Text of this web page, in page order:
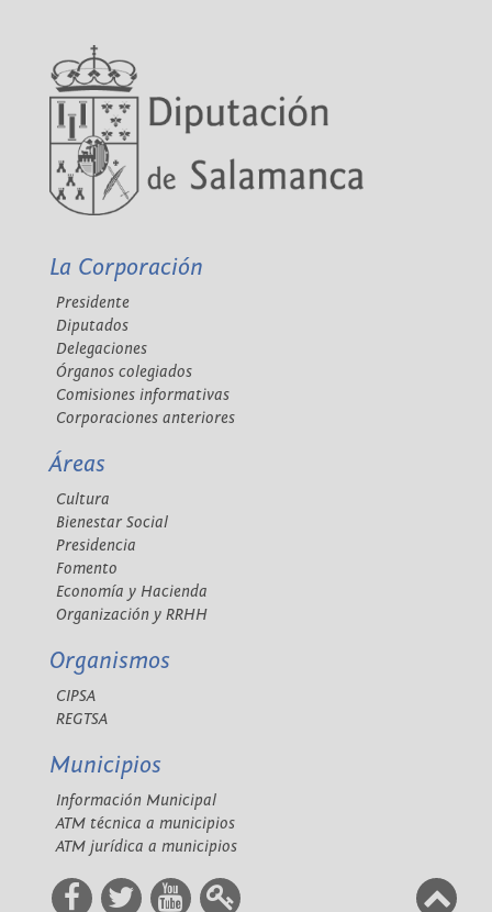
La Corporación
Presidente
Diputados
Delegaciones
Órganos colegiados
Comisiones informativas
Corporaciones anteriores
Áreas
Cultura
Bienestar Social
Presidencia
Fomento
Economía y Hacienda
Organización y RRHH
Organismos
CIPSA
REGTSA
Municipios
Información Municipal
ATM técnica a municipios
ATM jurídica a municipios